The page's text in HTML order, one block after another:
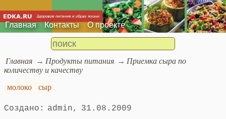
Главная Контакты О проекте
Главная Продукты питания
Приемка сыра по
количеству и качеству
молоко
сыр
admin 31.08.2009